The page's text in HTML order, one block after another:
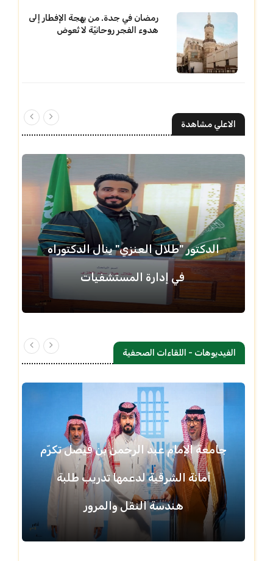
رمضان في جدة. من بهجة الإفطار إلى
هدوء الفجر روحانيّة لا تُعوض
الاعلي مشاهدة
الدكتور "طلال العنزي" ينال الدكتوراه
في إدارة المستشفيات
الفيديوهات - اللقاءات الصحفية
جامعة الإمام عبد الرحمن بن فيصل تكرّم
أمانة الشرقية لدعمها تدريب طلبة
هندسة النقل والمرور